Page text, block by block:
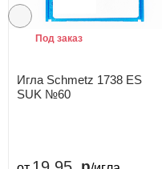
Игла Schmetz 1738 ES
SUK №60
Под заказ